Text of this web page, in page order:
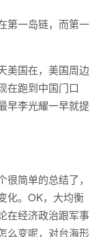
第一岛链，而第一
美国在，美国周边
在跑到中国门口
早李光耀一早就提
简单的总结了，
化。OK，大均衡
在经济政治跟军事
么变呢，对台海形